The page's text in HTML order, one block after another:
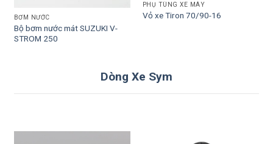
BƠM NƯỚC
Bộ bơm nước mát SUZUKI V-
STROM 250
PHỤ TÙNG XE MÁY
Vỏ xe Tiron 70/90-16
Dòng Xe Sym